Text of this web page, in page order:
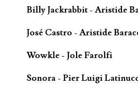
Billy Jackrabbit - Aristide
José Castro - Aristide
Wowkle - Jole Farolfi
Sonora - Pier Luigi